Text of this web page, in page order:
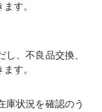
す。
、不良品交換、
す。
庫状況を確認のう